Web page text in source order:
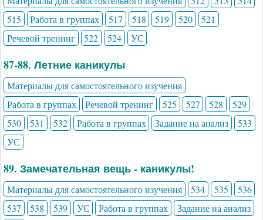
515
Работа в группах 517 518 519 520
521
Речевой тренинг
522 524 УС
87-88. Летние каникулы
Материалы для самостоятельного изучения
Работа в группах
Речевой тренинг 525 527 528
529
530
531 532 Работа в группах Задание на анализ
533
УС
89. Замечательная вещь - каникулы!
Материалы для самостоятельного изучения 534 535
536
537
538 539 УС Работа в группах
Задание на анализ